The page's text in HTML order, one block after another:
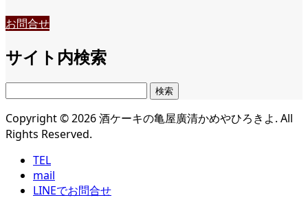
お問合せ
サイト内検索
Copyright ©2026酒ケーキの亀屋廣清かめやひろきよ. All
Rights Reserved.
TEL
mail
LINEでお問合せ